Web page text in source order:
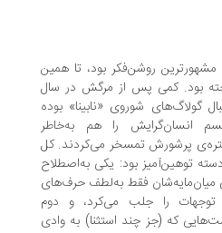
روشن‌فکر بود، تا همین
کمی پس از مرگش در سال
شوروی «نابینا» بوده
را هم به‌خاطر
تمسخر می‌کردند. کل
بود: یکی به‌اصطلاح
فقط به‌لطف حرف‌های
را جلب می‌کرد، و دوم
(جز چند استثنا) به وادی